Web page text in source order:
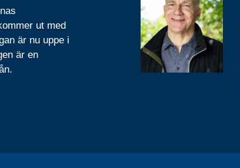
ut med
är nu uppe i
är en